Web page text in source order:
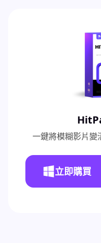
一鍵將模糊影片變
立即購買